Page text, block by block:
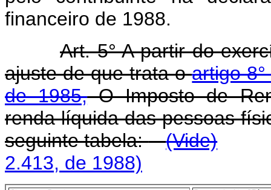
financeiro de 1988.
Art. 5° A partir do
ajuste de que trata oartigo
de 1985,O Imposto de
renda líquida das pessoas
seguinte tabela:
(Vide)
2.413, de 1988)